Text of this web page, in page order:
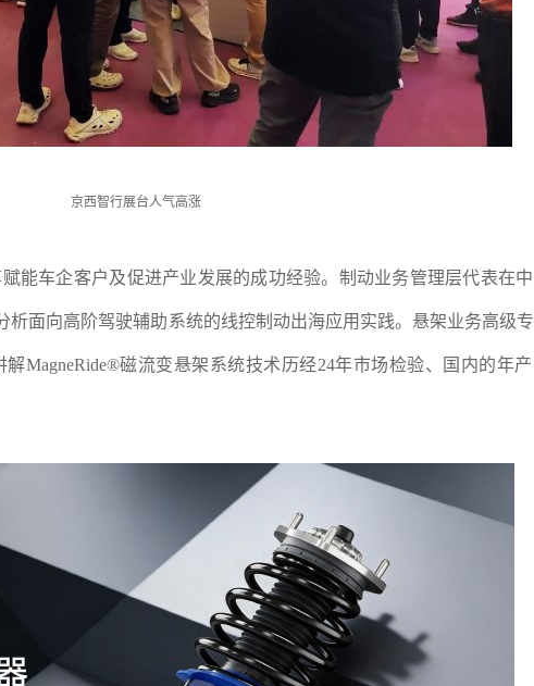
京西智行展台人气高涨
能车企客户及促进产业发展的成功经验。制动业务管理层代表在
析面向高阶驾驶辅助系统的线控制动出海应用实践。悬架业务高级
MagneRide®磁流变悬架系统技术历经24年市场检验、国内的年